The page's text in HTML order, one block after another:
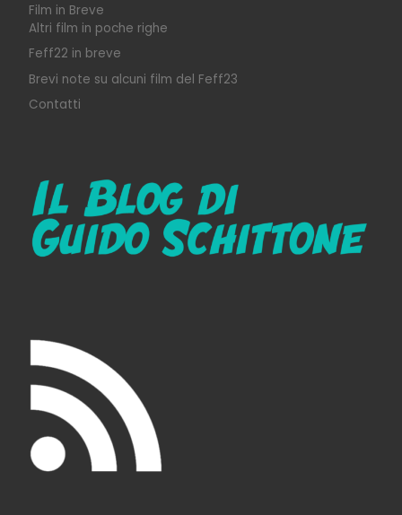
Film in Breve
Altri film in poche righe
Feff22 in breve
Brevi note su alcuni film del Feff23
Contatti